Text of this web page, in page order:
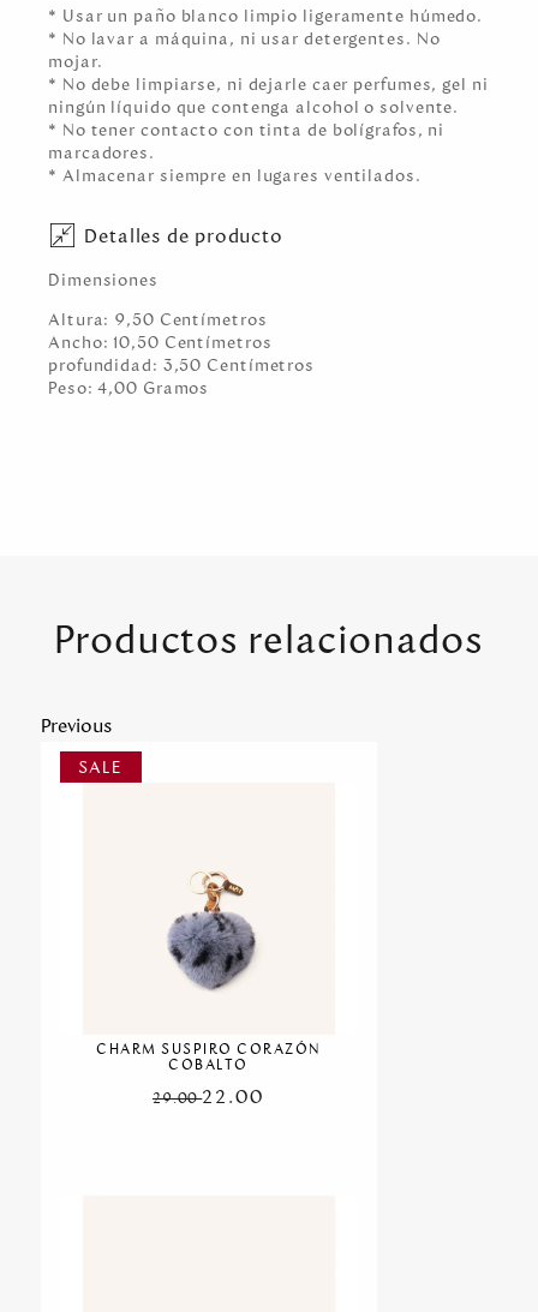
* Usar un paño blanco limpio ligeramente húmedo.
* No lavar a máquina, ni usar detergentes. No
mojar.
* No debe limpiarse, ni dejarle caer perfumes, gel ni
ningún líquido que contenga alcohol o solvente.
* No tener contacto con tinta de bolígrafos, ni
marcadores.
* Almacenar siempre en lugares ventilados.
Detalles de producto
Dimensiones
Altura: 9,50 Centímetros
Ancho: 10,50 Centímetros
profundidad: 3,50 Centímetros
Peso:4,00 Gramos
Productos relacionados
Previous
CHARM SUSPIRO CORAZÓN
COBALTO
29.0022.00